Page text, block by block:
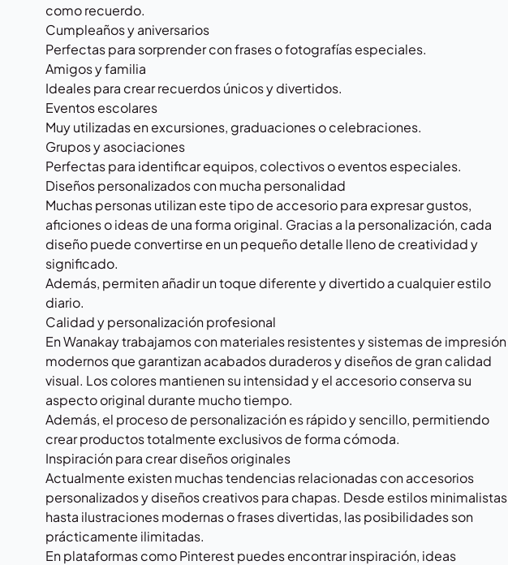
como recuerdo.
Cumpleaños y aniversarios
Perfectas para sorprender con frases o fotografías especiales.
Amigos y familia
Ideales para crear recuerdos únicos y divertidos.
Eventos escolares
Muy utilizadas en excursiones, graduaciones o celebraciones.
Grupos y asociaciones
Perfectas para identificar equipos, colectivos o eventos especiales.
Diseños personalizados con mucha personalidad
Muchas personas utilizan este tipo de accesorio para expresar gustos,
aficiones o ideas de una forma original. Gracias a la personalización, cada
diseño puede convertirse en un pequeño detalle lleno de creatividad y
significado.
Además, permiten añadir un toque diferente y divertido a cualquier estilo
diario.
Calidad y personalización profesional
En Wanakay trabajamos con materiales resistentes y sistemas de impresión
modernos que garantizan acabados duraderos y diseños de gran calidad
visual. Los colores mantienen su intensidad y el accesorio conserva su
aspecto original durante mucho tiempo.
Además, el proceso de personalización es rápido y sencillo, permitiendo
crear productos totalmente exclusivos de forma cómoda.
Inspiración para crear diseños originales
Actualmente existen muchas tendencias relacionadas con accesorios
personalizados y diseños creativos para chapas. Desde estilos minimalistas
hasta ilustraciones modernas o frases divertidas, las posibilidades son
prácticamente ilimitadas.
En plataformas comoPinterestpuedes encontrar inspiración, ideas